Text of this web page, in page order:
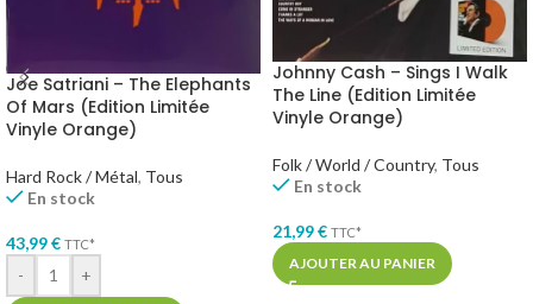
Joe Satriani – The Elephants
Of Mars (Edition Limitée
Vinyle Orange)
Hard Rock / Métal, Tous
En stock
43,99€ TTC*
- +
Johnny Cash – Sings I Walk
The Line (Edition Limitée
Vinyle Orange)
Folk / World / Country, Tous
En stock
21,99€ TTC*
AJOUTER AU PANIER